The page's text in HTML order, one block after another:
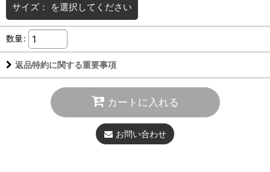
サイズ： を選択してください
数量:
返品特約に関する重要事項
カートに入れる
お問い合わせ